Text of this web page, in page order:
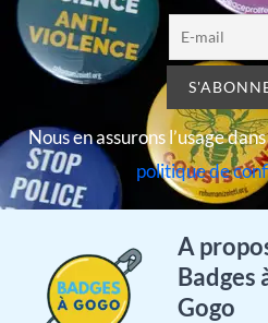
Nous en assurons l’usage
politique de
A
Badges
Gogo